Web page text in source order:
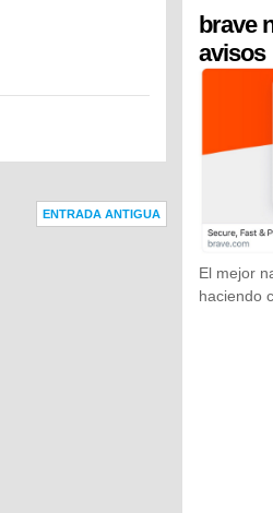
ENTRADA ANTIGUA
brave
avisos
El mejor
haciendo